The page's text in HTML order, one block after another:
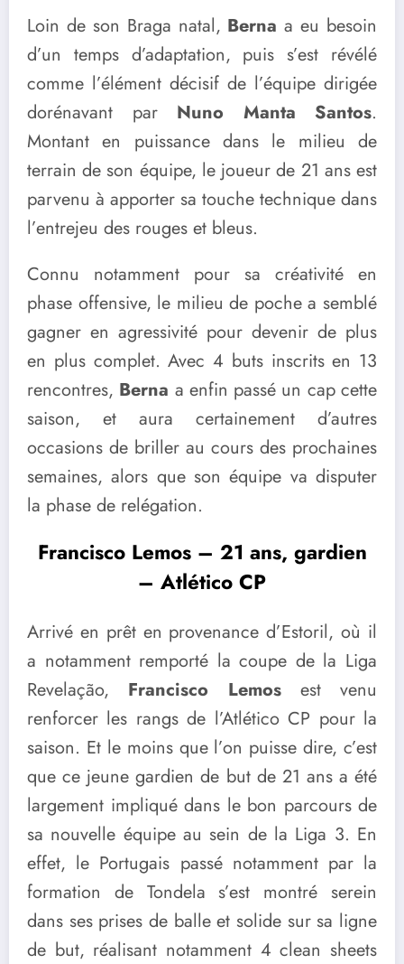
Loin de son Braga natal, Berna a eu besoin
d’un temps d’adaptation, puis s’est révélé
comme l’élément décisif de l’équipe dirigée
dorénavant par Nuno Manta Santos.
Montant en puissance dans le milieu de
terrain de son équipe, le joueur de 21 ans est
parvenu à apporter sa touche technique dans
l’entrejeu des rouges et bleus.
Connu notamment pour sa créativité en
phase offensive, le milieu de poche a semblé
gagner en agressivité pour devenir de plus
en plus complet. Avec 4 buts inscrits en 13
rencontres, Berna a enfin passé un cap cette
saison, et aura certainement d’autres
occasions de briller au cours des prochaines
semaines, alors que son équipe va disputer
la phase de relégation.
Francisco Lemos – 21 ans, gardien
– Atlético CP
Arrivé en prêt en provenance d’Estoril, où il
a notamment remporté la coupe de la Liga
Revelação, Francisco Lemosest venu
renforcer les rangs de l’Atlético CP pour la
saison. Et le moins que l’on puisse dire, c’est
que ce jeune gardien de but de 21 ans a été
largement impliqué dans le bon parcours de
sa nouvelle équipe au sein de la Liga 3. En
effet, le Portugais passé notamment par la
formation de Tondela s’est montré serein
dans ses prises de balle et solide sur sa ligne
de but, réalisant notamment 4 clean sheets